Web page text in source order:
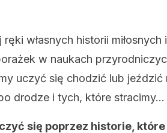
własnych historii miłosnych
w naukach
uczyć się chodzić lub jeździć
drodze i tych, które stracimy…
się poprzez historie, które